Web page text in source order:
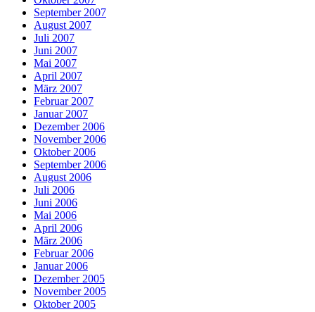
September 2007
August 2007
Juli 2007
Juni 2007
Mai 2007
April 2007
März 2007
Februar 2007
Januar 2007
Dezember 2006
November 2006
Oktober 2006
September 2006
August 2006
Juli 2006
Juni 2006
Mai 2006
April 2006
März 2006
Februar 2006
Januar 2006
Dezember 2005
November 2005
Oktober 2005